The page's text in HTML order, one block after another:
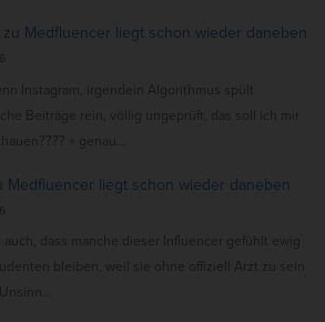
zu Medfluencer liegt schon wieder daneben
Instagram, irgendein Algorithmus spült
Beiträge rein, völlig ungeprüft, das soll ich mir
+ genau…
Medfluencer liegt schon wieder daneben
auch, dass manche dieser Influencer gefühlt ewig
bleiben, weil sie ohne offiziell Arzt zu sein